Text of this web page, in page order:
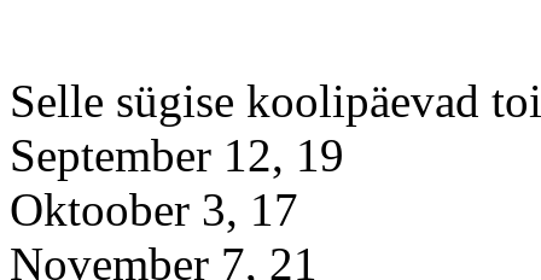
Selle sügise koolipäevad
September 12, 19
Oktoober 3, 17
November 7, 21